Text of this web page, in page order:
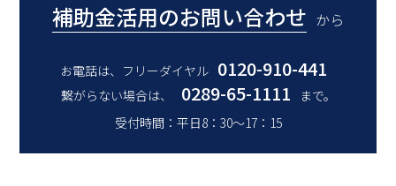
補助金活用のお問い合わせ から
お電話は、フリーダイヤル 0120-910-441
繋がらない場合は、 0289-65-1111
まで。
受付時間：平日8：30～17：15